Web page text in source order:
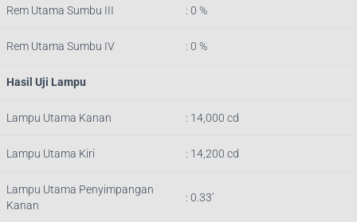
Rem Utama Sumbu III : 0 %
Rem Utama Sumbu IV : 0 %
Hasil Uji Lampu
Lampu Utama Kanan : 14,000 cd
Lampu Utama Kiri : 14,200 cd
Lampu Utama Penyimpangan
Kanan
: 0.33′